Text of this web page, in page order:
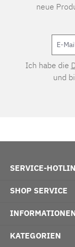
neue
Ich habe die
und
SERVICE-
SHOP SERVICE
KATEGORIEN